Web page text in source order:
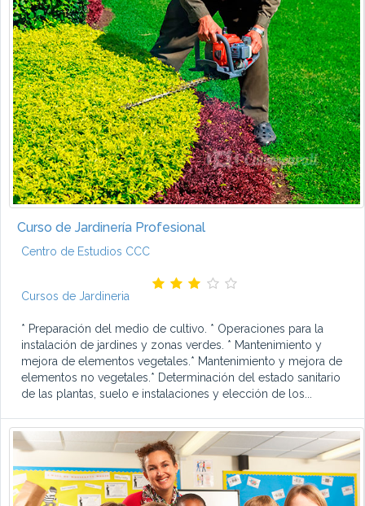
Curso de Jardinería Profesional
Centro de Estudios CCC
Cursos de Jardineria
* Preparación del medio de cultivo. * Operaciones para la
instalación de jardines y zonas verdes. * Mantenimiento y
mejora de elementos vegetales.* Mantenimiento y mejora de
elementos no vegetales.* Determinación del estado sanitario
de las plantas, suelo e instalaciones y elección de los...